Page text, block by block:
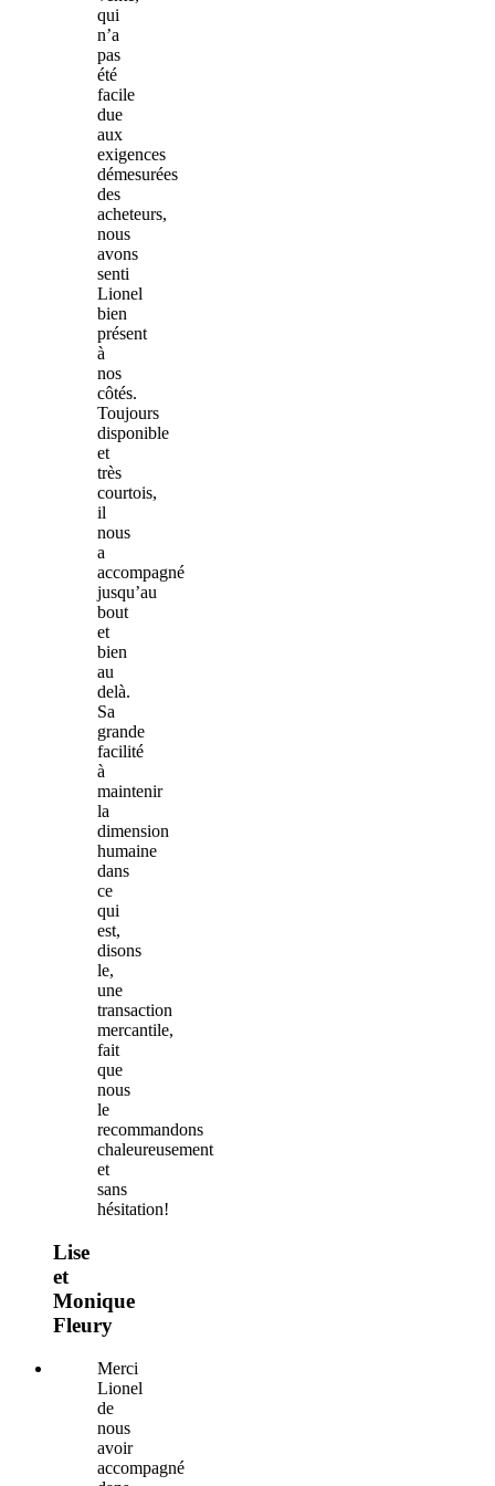
qui
n’a
pas
été
facile
due
aux
exigences
démesurées
des
acheteurs,
nous
avons
senti
Lionel
bien
présent
à
nos
côtés.
Toujours
disponible
et
très
courtois,
il
nous
a
accompagné
jusqu’au
bout
et
bien
au
delà.
Sa
grande
facilité
à
maintenir
la
dimension
humaine
dans
ce
qui
est,
disons
le,
une
transaction
mercantile,
fait
que
nous
le
recommandons
chaleureusement
et
sans
hésitation!
Lise
et
Monique
Fleury
Merci
Lionel
de
nous
avoir
accompagné